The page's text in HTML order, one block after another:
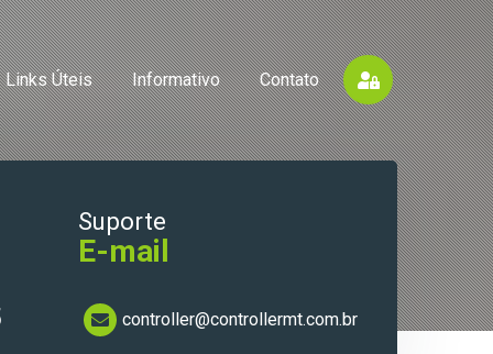
Links Úteis Informativo Contato
Suporte
E-mail
controller@controllermt.com.br